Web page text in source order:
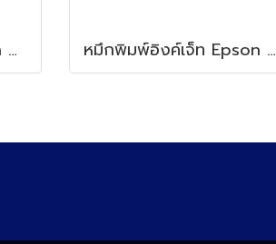
หมึกพิมพ์อิงค์เจ็ท Epson 008 Magenta หมึกพิมพ์อิงค์เจ็ท Epson 008 Yellow